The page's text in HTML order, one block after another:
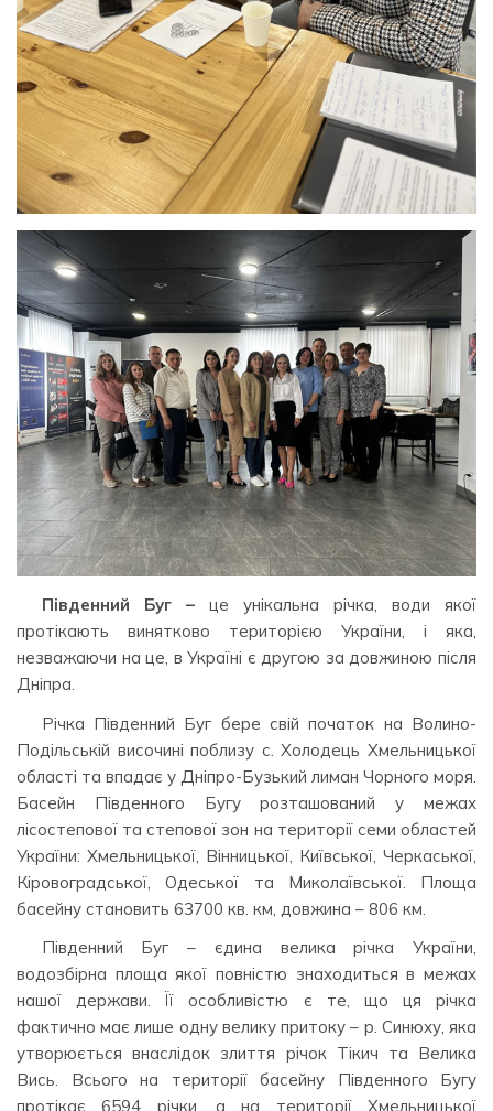
Південний Буг – це унікальна річка, води якої
протікають винятково територією України, і яка,
незважаючи на це, в Україні є другою за довжиною після
Дніпра.
Річка Південний Буг бере свій початок на Волино-
Подільській височині поблизу с. Холодець Хмельницької
області та впадає у Дніпро-Бузький лиман Чорного моря.
Басейн Південного Бугу розташований у межах
лісостепової та степової зон на території семи областей
України: Хмельницької, Вінницької, Київської, Черкаської,
Кіровоградської, Одеської та Миколаївської. Площа
басейну становить 63700 кв. км, довжина – 806 км.
Південний Буг – єдина велика річка України,
водозбірна площа якої повністю знаходиться в межах
нашої держави. Її особливістю є те, що ця річка
фактично має лише одну велику притоку – р. Синюху, яка
утворюється внаслідок злиття річок Тікич та Велика
Вись. Всього на території басейну Південного Бугу
протікає 6594 річки, а на території Хмельницької